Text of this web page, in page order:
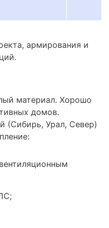
армирования и
материал. Хорошо
домов.
(Сибирь, Урал, Север)